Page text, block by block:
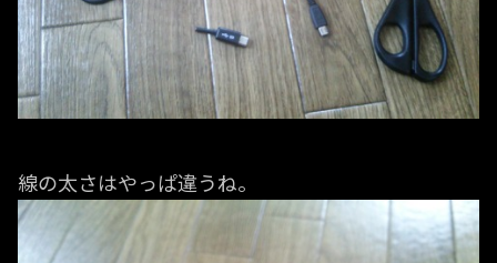
線の太さはやっぱ違うね。